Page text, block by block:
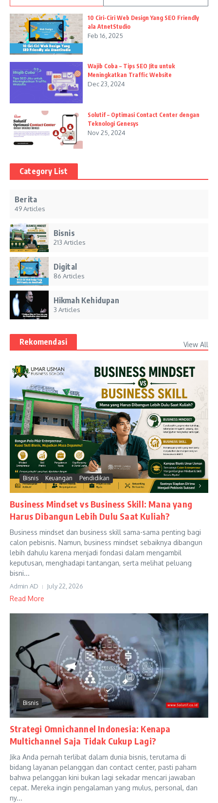
10 Ciri-Ciri Web Design Yang SEO Friendly
ala AtnetStudio
Feb 16, 2025
Wajib Coba – Tips SEO Jitu untuk
Meningkatkan Traffic Website
Dec 23, 2024
Solutif – Optimasi Contact Center dengan
Teknologi Genesys
Nov 25, 2024
Category List
Berita
49 Articles
Bisnis
213 Articles
Digital
86 Articles
Hikmah Kehidupan
3 Articles
Rekomendasi View All
Bisnis Keuangan Pendidikan
Business Mindset vs Business Skill: Mana yang
Harus Dibangun Lebih Dulu Saat Kuliah?
Business mindset dan business skill sama-sama penting bagi
calon pebisnis. Namun, business mindset sebaiknya dibangun
lebih dahulu karena menjadi fondasi dalam mengambil
keputusan, menghadapi tantangan, serta melihat peluang
bisni...
Admin AD July 22, 2026
Read More
Bisnis
Strategi Omnichannel Indonesia: Kenapa
Multichannel Saja Tidak Cukup Lagi?
Jika Anda pernah terlibat dalam dunia bisnis, terutama di
bidang layanan pelanggan dan contact center, pasti paham
bahwa pelanggan kini bukan lagi sekadar mencari jawaban
cepat. Mereka ingin pengalaman yang mulus, personal, dan
ny...